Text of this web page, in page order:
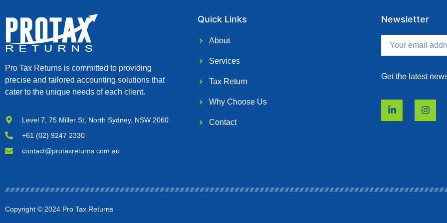
Pro Tax Returns is committed to providing
precise and tailored accounting solutions that
cater to the unique needs of each client.
Level 7, 75 Miller St, North Sydney, NSW 2060
+61 (02) 9247 2330
contact@protaxreturns.com.au
Quick Links
About
Services
Tax Return
Why Choose Us​
Contact
Newsletter
Get the latest
Copyright © 2024 Pro Tax Returns